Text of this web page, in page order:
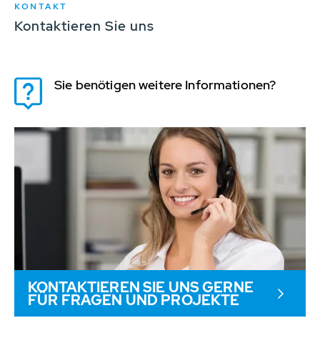
KONTAKT
Kontaktieren Sie uns
Sie benötigen weitere Informationen?
KONTAKTIEREN SIE UNS GERNE
FÜR FRAGEN UND PROJEKTE